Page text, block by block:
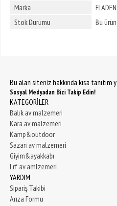
Marka
FLADEN
Stok Durumu
Bu
Bu alan siteniz hakkında kısa tanıtım
Sosyal Medyadan Bizi Takip Edin!
KATEGORİLER
Balık av malzemeri
Kara av malzemeri
Kamp&outdoor
Sazan av malzemeri
Giyim&ayakkabı
Lrf av amlzemeri
YARDIM
Sipariş Takibi
Arıza Formu